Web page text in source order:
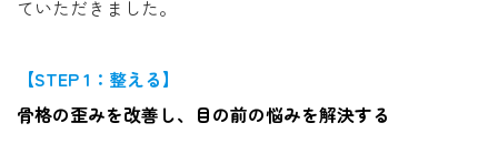
ていただきました。
【STEP 1：整える】
骨格の歪みを改善し、目の前の悩みを解決する